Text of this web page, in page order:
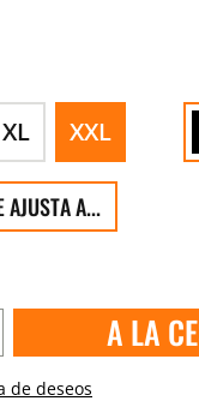
XL XXL
AJUSTA A...
A LA
de deseos